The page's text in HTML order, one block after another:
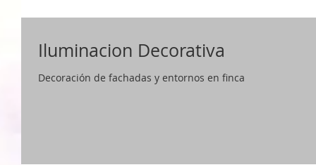
Iluminacion Decorativa
Decoración de fachadas y entornos en finca